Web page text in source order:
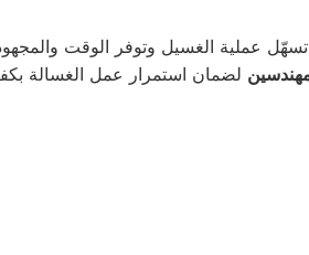
لضمان استمرار عمل الغسالة